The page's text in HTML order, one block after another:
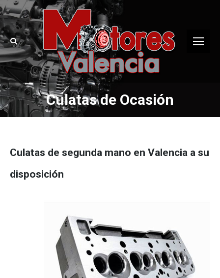
Buscar:
Culatas de Ocasión
Estás aquí:
Culatas de segunda mano en Valencia a su
disposición